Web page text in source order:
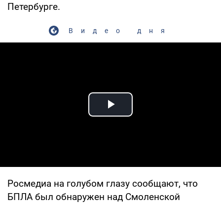
Петербурге.
Видео дня
Play Video
Росмедиа на голубом глазу сообщают, что
БПЛА был обнаружен над Смоленской